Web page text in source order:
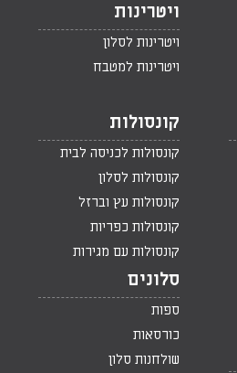
ויטרינות
ויטרינות לסלון
ויטרינות למטבח
קונסולות
קונסולות לכניסה לבית
קונסולות לסלון
קונסולות עץ וברזל
קונסולות כפריות
קונסולות עם מגירות
סלונים
ספות
כורסאות
שולחנות סלון